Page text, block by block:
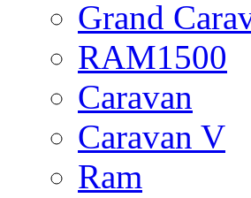
Grand
RAM1500
Caravan
Caravan V
Ram